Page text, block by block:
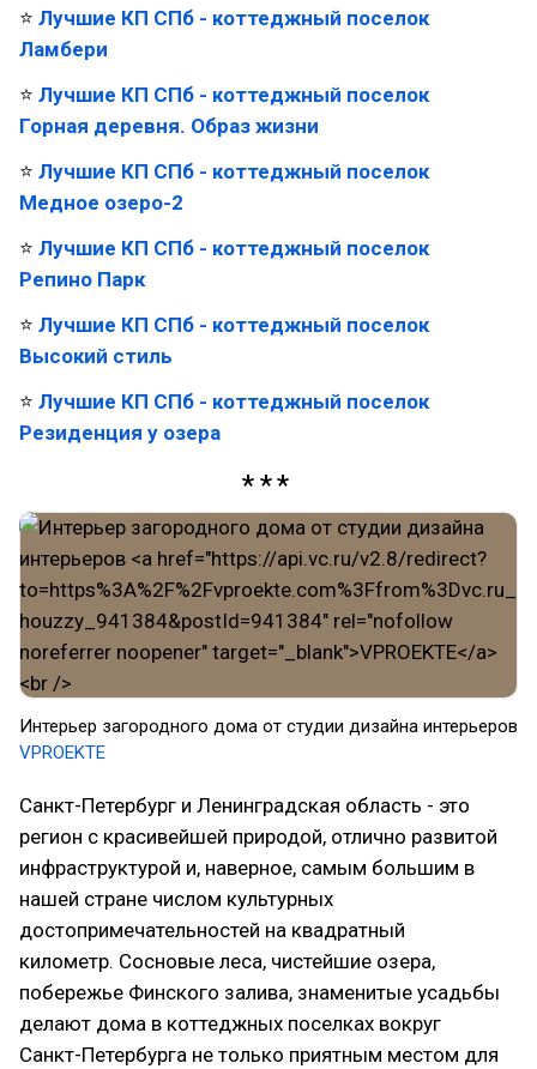
⭐ Лучшие КП СПб - коттеджный поселок
Ламбери
⭐ Лучшие КП СПб - коттеджный поселок
Горная деревня. Образ жизни
⭐ Лучшие КП СПб - коттеджный поселок
Медное озеро-2
⭐ Лучшие КП СПб - коттеджный поселок
Репино Парк
⭐ Лучшие КП СПб - коттеджный поселок
Высокий стиль
⭐ Лучшие КП СПб - коттеджный поселок
Резиденция у озера
Интерьер загородного дома от студии дизайна интерьеров
VPROEKTE
Санкт-Петербург и Ленинградская область - это
регион с красивейшей природой, отлично развитой
инфраструктурой и, наверное, самым большим в
нашей стране числом культурных
достопримечательностей на квадратный
километр. Сосновые леса, чистейшие озера,
побережье Финского залива, знаменитые усадьбы
делают дома в коттеджных поселках вокруг
Санкт-Петербурга не только приятным местом для